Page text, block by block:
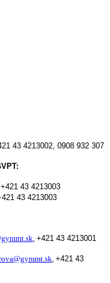
43 4213002, 0908 932 307
+421 43 4213003
43 4213003
+421 43 4213001
+421 43